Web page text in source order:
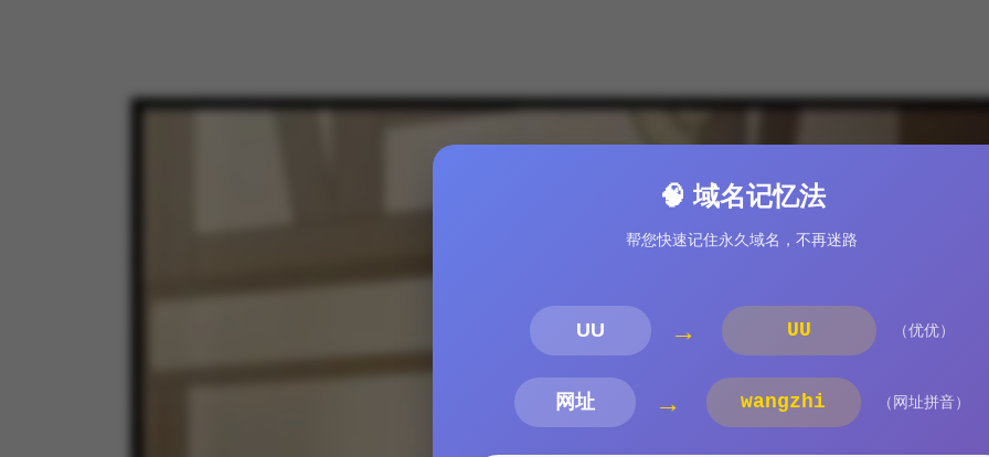
🧠 域名记忆法
帮您快速记住永久域名，不再迷路
UU → UU （优优）
网址 → wangzhi （网址拼音）